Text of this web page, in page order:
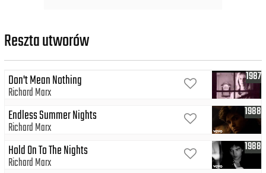
Reszta utworów
1987
Don't Mean Nothing
Richard Marx
1988
Endless Summer Nights
Richard Marx
1988
Hold On To The Nights
Richard Marx